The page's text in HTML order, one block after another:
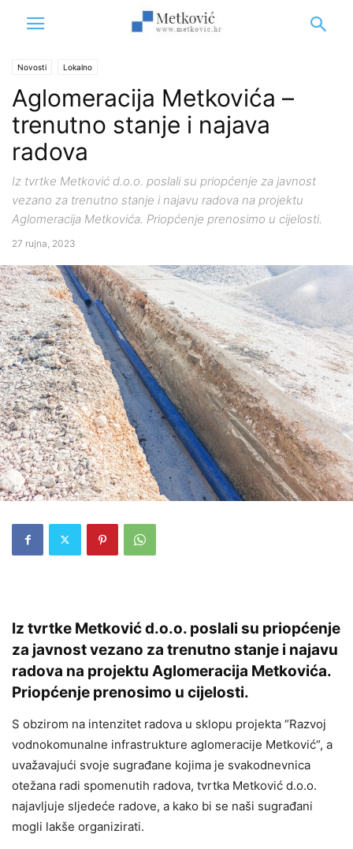
Novosti Lokalno
Aglomeracija Metkovića –
trenutno stanje i najava
radova
Iz tvrtke Metković d.o.o. poslali su priopćenje za javnost
vezano za trenutno stanje i najavu radova na projektu
Aglomeracija Metkovića. Priopćenje prenosimo u cijelosti.
27 rujna, 2023
Iz tvrtke Metković d.o.o. poslali su priopćenje
za javnost vezano za trenutno stanje i najavu
radova na projektu Aglomeracija Metkovića.
Priopćenje prenosimo u cijelosti.
S obzirom na intenzitet radova u sklopu projekta “Razvoj
vodnokomunalne infrastrukture aglomeracije Metković“, a
uvažavajući svoje sugrađane kojima je svakodnevnica
otežana radi spomenutih radova, tvrtka Metković d.o.o.
najavljuje sljedeće radove, a kako bi se naši sugrađani
mogli lakše organizirati.